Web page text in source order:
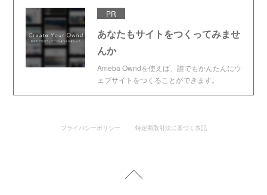
PR
あなたもサイトをつくってみませ
んか
Ameba Owndを使えば、誰でもかんたんにウ
ェブサイトをつくることができます。
プライバシーポリシー 特定商取引法に基づく表記